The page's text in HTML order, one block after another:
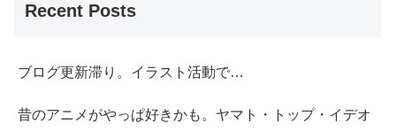
Recent Posts
ブログ更新滞り。イラスト活動で…
昔のアニメがやっぱ好きかも。ヤマト・トップ・イデオ